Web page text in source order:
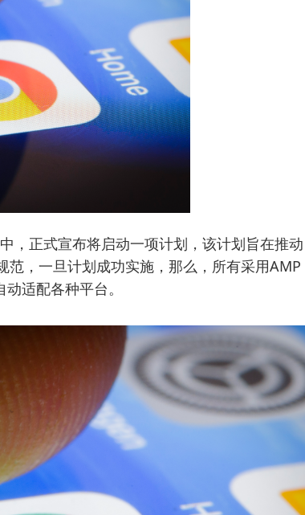
，正式宣布将启动一项计划，该计划旨在推动
，一旦计划成功实施，那么，所有采用AMP
适配各种平台。